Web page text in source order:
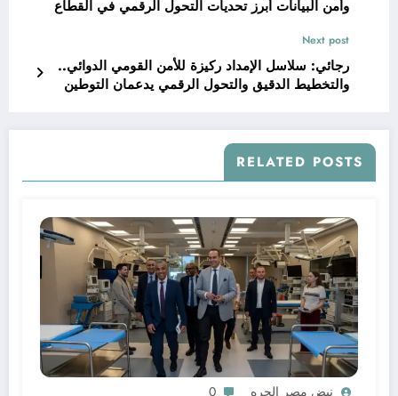
وأمن البيانات أبرز تحديات التحول الرقمي في القطاع
Next post
رجائي: سلاسل الإمداد ركيزة للأمن القومي الدوائي..
والتخطيط الدقيق والتحول الرقمي يدعمان التوطين
RELATED POSTS
نبض مصر الحره 0